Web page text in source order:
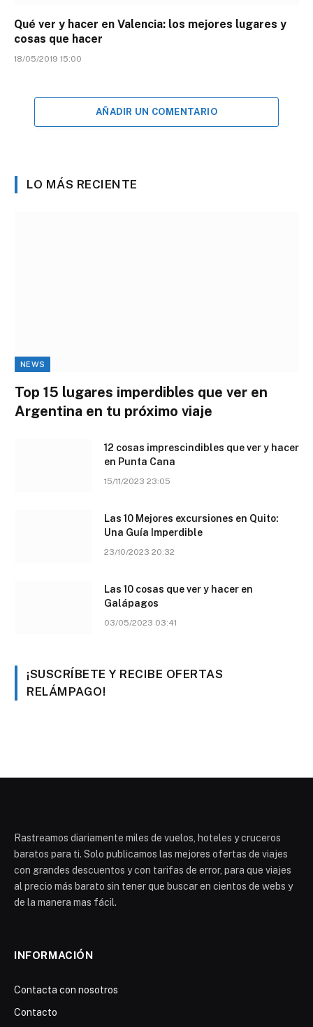
Qué ver y hacer en Valencia: los mejores lugares y
cosas que hacer
18/05/2019 15:00
AÑADIR UN COMENTARIO
LO MÁS RECIENTE
NEWS
Top 15 lugares imperdibles que ver en
Argentina en tu próximo viaje
12 cosas imprescindibles que ver y hacer
en Punta Cana
15/11/2023 23:05
Las 10 Mejores excursiones en Quito:
Una Guía Imperdible
23/10/2023 20:32
Las 10 cosas que ver y hacer en
Galápagos
03/05/2023 03:41
¡SUSCRÍBETE Y RECIBE OFERTAS
RELÁMPAGO!
Rastreamos diariamente miles de vuelos, hoteles y cruceros
baratos para ti. Solo publicamos las mejores ofertas de viajes
con grandes descuentos y con tarifas de error, para que viajes
al precio más barato sin tener que buscar en cientos de webs y
de la manera mas fácil.
INFORMACIÓN
Contacta con nosotros
Contacto